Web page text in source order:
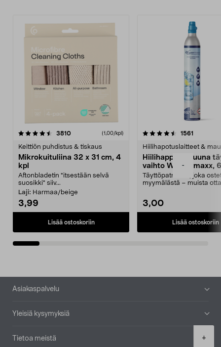
-
+
3810arvostelut (1,00/kpl)
Keittiön puhdistus & tiskaus
Mikrokuituliina 32 x 31 cm, 4
kpl
Aftonbladetin "itsestään selvä
suosikki" siiv...
Laji: Harmaa/beige
3,99
Lisää ostoskoriin
4.5viidestä
1561
Hiilihapotuslaitteet &
Hiilihappopatruuna
vaihto Wassermaxx,
Täyttöpatruuna, joka
myymälästä – muista
3,00
Lisää ostoskoriin
4.5viidestä
Alatunniste
Asiakaspalvelu
Yleisiä kysymyksiä
Tietoa meistä